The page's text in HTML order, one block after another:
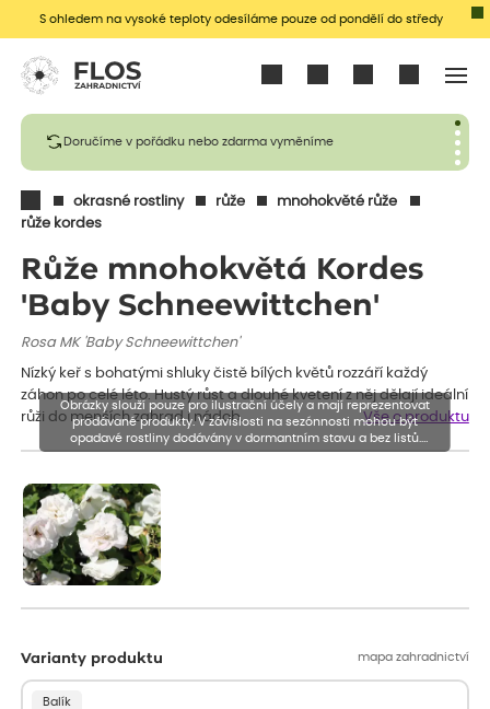
S ohledem na vysoké teploty odesíláme pouze od pondělí do středy
Doručíme v pořádku nebo zdarma vyměníme
okrasné rostliny růže
mnohokvěté růže
růže kordes
Růže mnohokvětá Kordes
'Baby Schneewittchen'
Rosa MK 'Baby Schneewittchen'
Nízký keř s bohatými shluky čistě bílých květů rozzáří každý
záhon po celé léto. Hustý růst a dlouhé kvetení z něj dělají ideální
růži do menších zahrad i nádob.
Vše o produktu
Varianty produktu mapa zahradnictví
Balík
Obrázky slouží pouze pro ilustrační účely a mají reprezentovat
prodávané produkty. V závislosti na sezónnosti mohou být
opadavé rostliny dodávány v dormantním stavu a bez listů.
Rostliny mohou být také sestřiženy níže, než je uvedená výška,